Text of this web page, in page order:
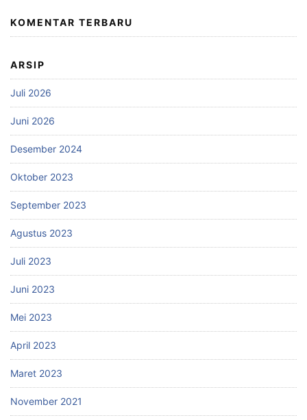
KOMENTAR TERBARU
ARSIP
Juli 2026
Juni 2026
Desember 2024
Oktober 2023
September 2023
Agustus 2023
Juli 2023
Juni 2023
Mei 2023
April 2023
Maret 2023
November 2021